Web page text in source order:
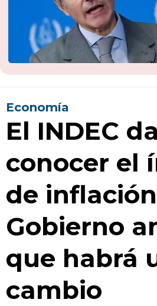
Economía
El INDEC
conocer el
de
Gobierno
que habrá
cambio